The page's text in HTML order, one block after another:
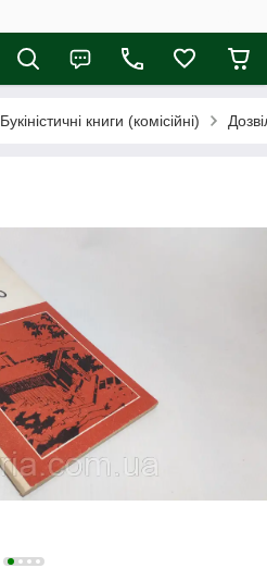
Букіністичні книги (комісійні)